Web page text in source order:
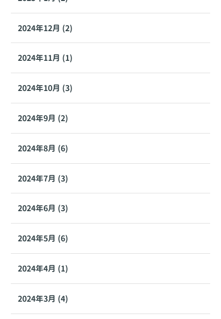
2024年12月 (2)
2024年11月 (1)
2024年10月 (3)
2024年9月 (2)
2024年8月 (6)
2024年7月 (3)
2024年6月 (3)
2024年5月 (6)
2024年4月 (1)
2024年3月 (4)